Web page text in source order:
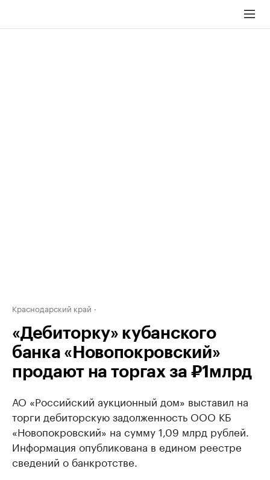
Краснодарский край
«Дебиторку» кубанского
банка «Новопокровский»
продают на торгах за ₽1млрд
АО «Российский аукционный дом» выставил на
торги дебиторскую задолженность ООО КБ
«Новопокровский» на сумму 1,09 млрд рублей.
Информация опубликована в едином реестре
сведений о банкротстве.